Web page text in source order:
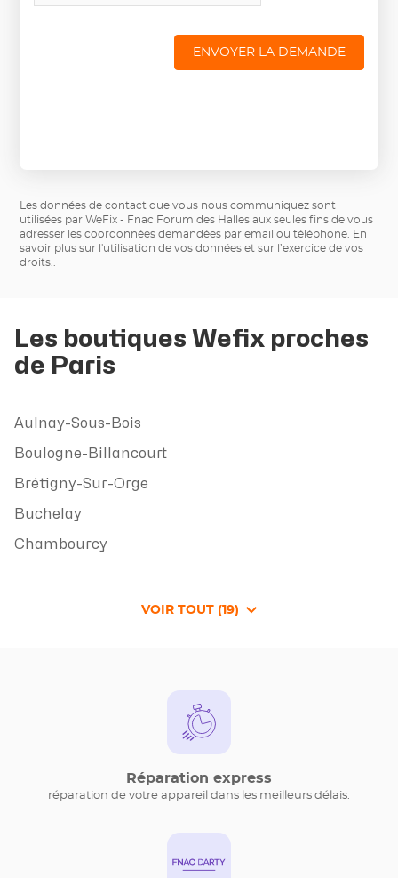
ENVOYER LA DEMANDE
Les données de contact que vous nous communiquez sont
utilisées par WeFix - Fnac Forum des Halles aux seules fins de vous
adresser les coordonnées demandées par email ou téléphone.
En
savoir plus sur l'utilisation de vos données et sur l’exercice de vos
droits.
Les boutiques Wefix proches
de Paris
Aulnay-Sous-Bois
Boulogne-Billancourt
Brétigny-Sur-Orge
Buchelay
Chambourcy
VOIR TOUT (19)
DE
Réparation express
réparation de votre appareil dans les meilleurs délais.